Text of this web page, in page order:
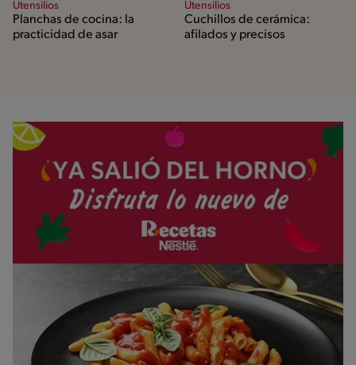
Utensilios
Planchas de cocina: la
practicidad de asar
Utensilios
Cuchillos de cerámica:
afilados y precisos